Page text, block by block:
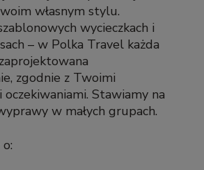
własnym stylu.
wycieczkach i
– w Polka Travel każda
zgodnie z Twoimi
oczekiwaniami. Stawiamy na
w małych grupach.